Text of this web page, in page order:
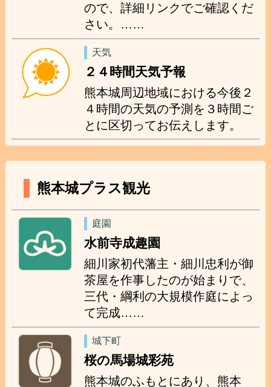
ので、詳細リンクでご確認くだ
さい。……
天気
２４時間天気予報
熊本城周辺地域における今後２
４時間の天気の予測を３時間ご
とに区切ってお伝えします。
熊本城プラス観光
庭園
水前寺成趣園
細川家初代藩主・細川忠利が御
茶屋を作事したのが始まりで、
三代・綱利の大規模作庭によっ
て完成……
城下町
桜の馬場城彩苑
熊本城のふもとにあり、熊本